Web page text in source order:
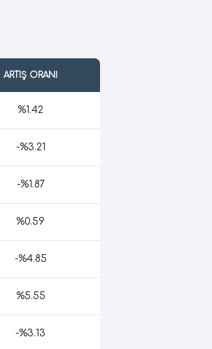
ARTIŞ ORANI
%1.42
-%3.21
-%1.87
%0.59
-%4.85
%5.55
-%3.13